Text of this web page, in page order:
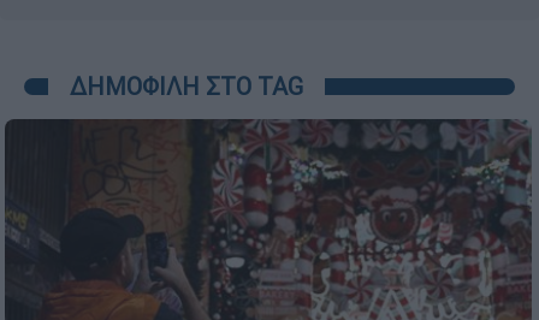
ΔΗΜΟΦΙΛΗ ΣΤΟ TAG